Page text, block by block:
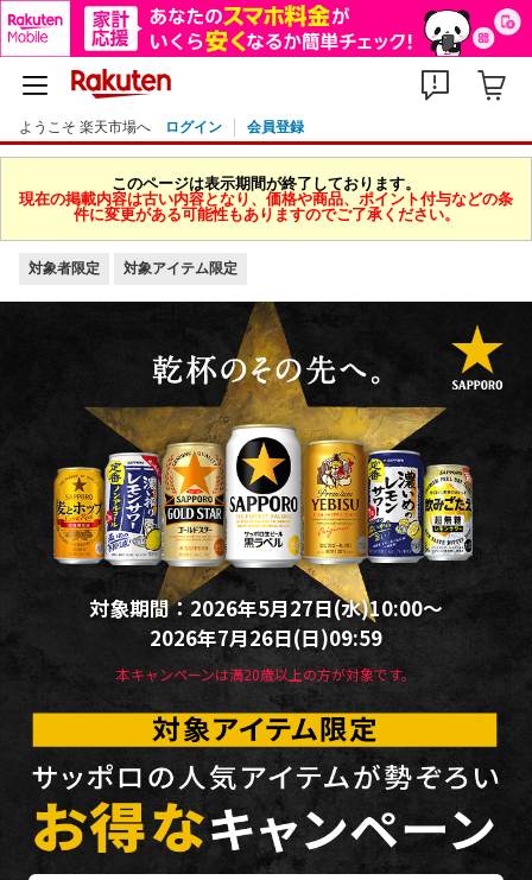
ようこそ 楽天市場へ ログイン 会員登録
このページは表示期間が終了しております。
現在の掲載内容は古い内容となり、価格や商品、ポイント付与などの条
件に変更がある可能性もありますのでご了承ください。
対象者限定 対象アイテム限定
対象期間：2026年5月27日(水)10:00～
2026年7月26日(日)09:59
本キャンペーンは満20歳以上の方が対象です。